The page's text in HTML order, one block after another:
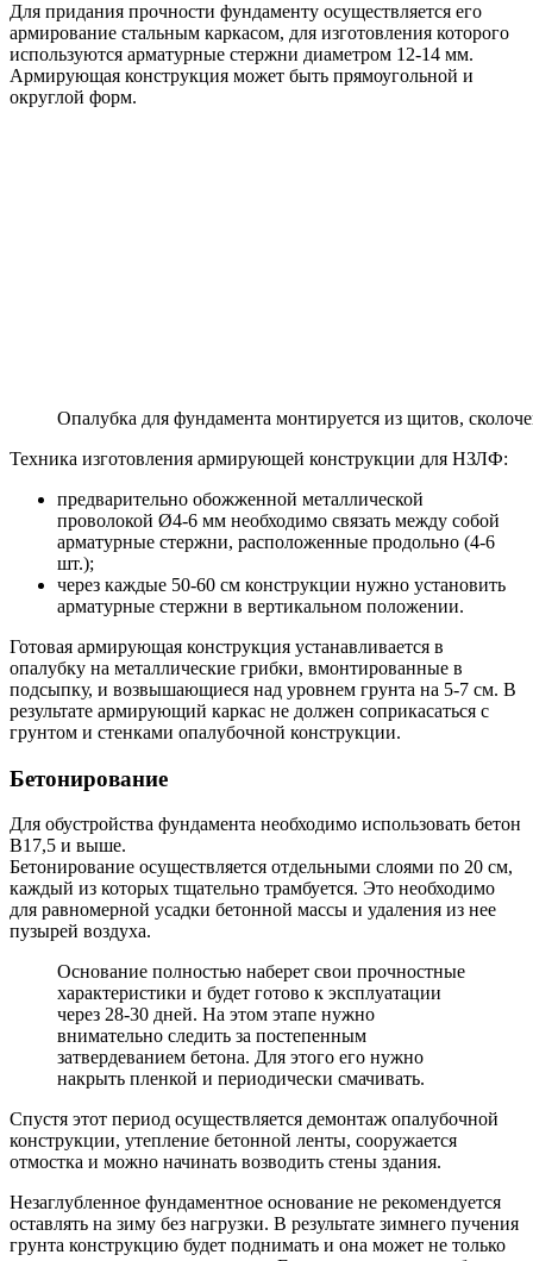
Для придания прочности фундаменту осуществляется его
армирование стальным каркасом, для изготовления которого
используются арматурные стержни диаметром 12-14 мм.
Армирующая конструкция может быть прямоугольной и
округлой форм.
Опалубка для фундамента монтируется из щитов,
Техника изготовления армирующей конструкции для НЗЛФ:
предварительно обожженной металлической
проволокой Ø4-6 мм необходимо связать между собой
арматурные стержни, расположенные продольно (4-6
шт.);
через каждые 50-60 см конструкции нужно установить
арматурные стержни в вертикальном положении.
Готовая армирующая конструкция устанавливается в
опалубку на металлические грибки, вмонтированные в
подсыпку, и возвышающиеся над уровнем грунта на 5-7 см. В
результате армирующий каркас не должен соприкасаться с
грунтом и стенками опалубочной конструкции.
Бетонирование
Для обустройства фундамента необходимо использовать бетон
В17,5 и выше.
Бетонирование осуществляется отдельными слоями по 20 см,
каждый из которых тщательно трамбуется. Это необходимо
для равномерной усадки бетонной массы и удаления из нее
пузырей воздуха.
Основание полностью наберет свои прочностные
характеристики и будет готово к эксплуатации
через 28-30 дней. На этом этапе нужно
внимательно следить за постепенным
затвердеванием бетона. Для этого его нужно
накрыть пленкой и периодически смачивать.
Спустя этот период осуществляется демонтаж опалубочной
конструкции, утепление бетонной ленты, сооружается
отмостка и можно начинать возводить стены здания.
Незаглубленное фундаментное основание не рекомендуется
оставлять на зиму без нагрузки. В результате зимнего пучения
грунта конструкцию будет поднимать и она может не только